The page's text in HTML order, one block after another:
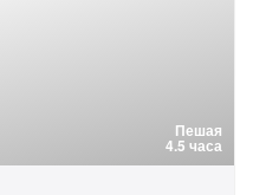
Пешая
4.5 часа